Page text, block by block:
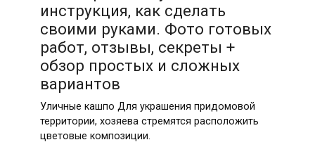
инструкция, как сделать
своими руками. Фото готовых
работ, отзывы, секреты +
обзор простых и сложных
вариантов
Уличные кашпо Для украшения придомовой
территории, хозяева стремятся расположить
цветовые композиции.